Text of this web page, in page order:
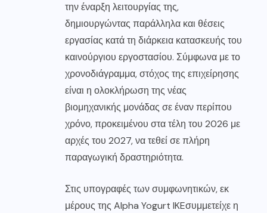
την έναρξη λειτουργίας της,
δημιουργώντας παράλληλα και θέσεις
εργασίας κατά τη διάρκεια κατασκευής του
καινούργιου εργοστασίου. Σύμφωνα με το
χρονοδιάγραμμα, στόχος της επιχείρησης
είναι η ολοκλήρωση της νέας
βιομηχανικής μονάδας σε έναν περίπου
χρόνο, προκειμένου στα τέλη του 2026 με
αρχές του 2027, να τεθεί σε πλήρη
παραγωγική δραστηριότητα.
Στις υπογραφές των συμφωνητικών, εκ
μέρους της Alpha Yogurt IKEσυμμετείχε η